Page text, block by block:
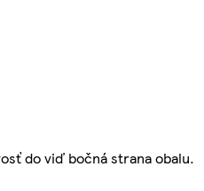
do viď bočná strana obalu.